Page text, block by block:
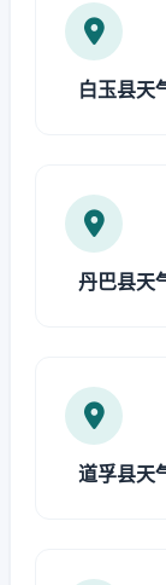
白玉县天
丹巴县天
道孚县天